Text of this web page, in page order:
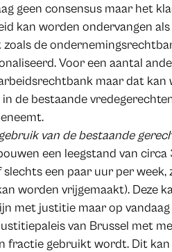
geen consensus maar het
kan worden ondervangen
de
Voor een aantal
maar dat
de bestaande
van de bestaande
een leegstand van circa
een paar uur per week,
worden vrijgemaakt). Deze
met justitie maar op
van Brussel met
fractie gebruikt wordt. Dit